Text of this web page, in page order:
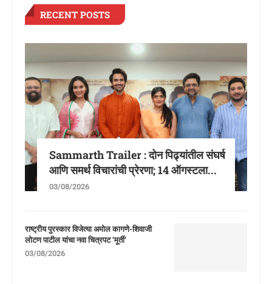
RECENT POSTS
Sammarth Trailer : दोन पिढ्यांतील संघर्ष
आणि समर्थ विचारांची प्रेरणा; 14 ऑगस्टला...
03/08/2026
राष्ट्रीय पुरस्कार विजेत्या अमोल कागणे-शिवाजी
लोटण पाटील यांचा नवा चित्रपट ‘मूर्ती’
03/08/2026